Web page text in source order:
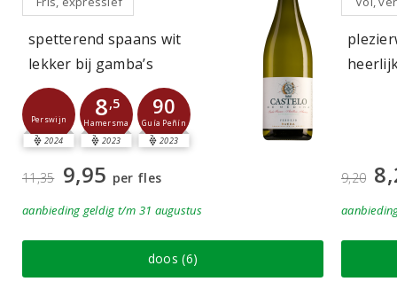
spetterend spaans wit
lekker bij gamba’s
Perswijn
2024
8,5
Hamersma
2023
90
Guía Peñín
2023
11,35 9,95 per fles
aanbieding geldig t/m 31 augustus
doos (6)
9,20